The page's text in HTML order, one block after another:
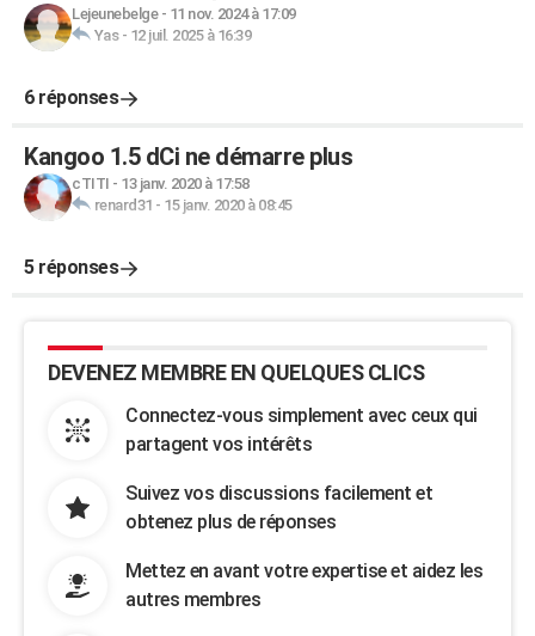
Lejeunebelge- 11 nov. 2024 à 17:09
Yas- 12 juil. 2025 à 16:39
6 réponses
Kangoo 1.5 dCi ne démarre plus
cTITI - 13 janv. 2020 à 17:58
renard31 - 15 janv. 2020 à 08:45
5 réponses
DEVENEZ MEMBRE EN QUELQUES CLICS
Connectez-vous simplement avec ceux qui
partagent vos intérêts
Suivez vos discussions facilement et
obtenez plus de réponses
Mettez en avant votre expertise et aidez les
autres membres